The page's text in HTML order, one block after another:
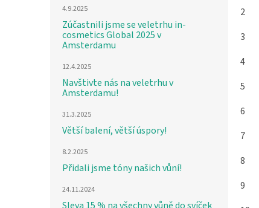
4.9.2025
Zúčastnili jsme se veletrhu in-
cosmetics Global 2025 v
Amsterdamu
12.4.2025
Navštivte nás na veletrhu v
Amsterdamu!
31.3.2025
Větší balení, větší úspory!
8.2.2025
Přidali jsme tóny našich vůní!
24.11.2024
2
3
4
5
6
7
8
9